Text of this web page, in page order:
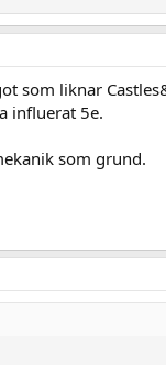
som liknar
influerat 5e.
som grund.